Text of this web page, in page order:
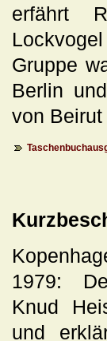
erfährt
Gruppe
Berlin
von
1979:
Knud
und